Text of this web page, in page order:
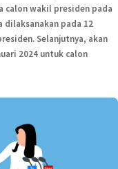
calon wakil presiden pada
dilaksanakan pada 12
Selanjutnya, akan
2024 untuk calon